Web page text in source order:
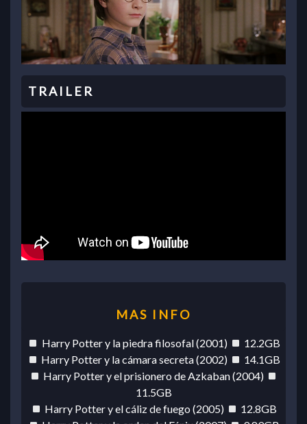
Harry Potter y la piedra filosofal (2001)
12.2GB
Harry Potter y la cámara secreta (2002)
14.1GB
Harry Potter y el prisionero de Azkaban (2004)
11.5GB
Harry Potter y el cáliz de fuego (2005)
12.8GB